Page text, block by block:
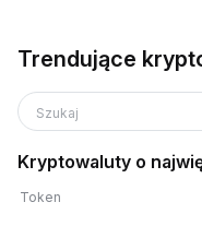
Trendujące
Szukaj
Kryptowaluty o
Token